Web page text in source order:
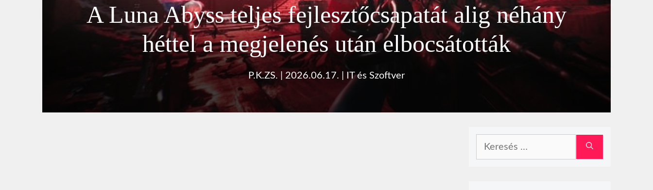
A Luna Abyss teljes fejlesztőcsapatát alig néhány
héttel a megjelenés után elbocsátották
P.K.ZS. 2026.06.17. IT és Szoftver